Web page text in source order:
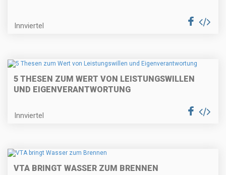
Innviertel
5 THESEN ZUM WERT VON LEISTUNGSWILLEN
UND EIGENVERANTWORTUNG
Innviertel
VTA BRINGT WASSER ZUM BRENNEN